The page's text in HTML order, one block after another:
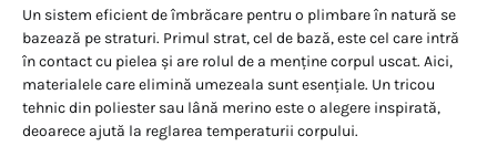
Un sistem eficient de îmbrăcare pentru o plimbare în natură se
bazează pe straturi. Primul strat, cel de bază, este cel care intră
în contact cu pielea și are rolul de a menține corpul uscat. Aici,
materialele care elimină umezeala sunt esențiale. Un tricou
tehnic din poliester sau lână merino este o alegere inspirată,
deoarece ajută la reglarea temperaturii corpului.